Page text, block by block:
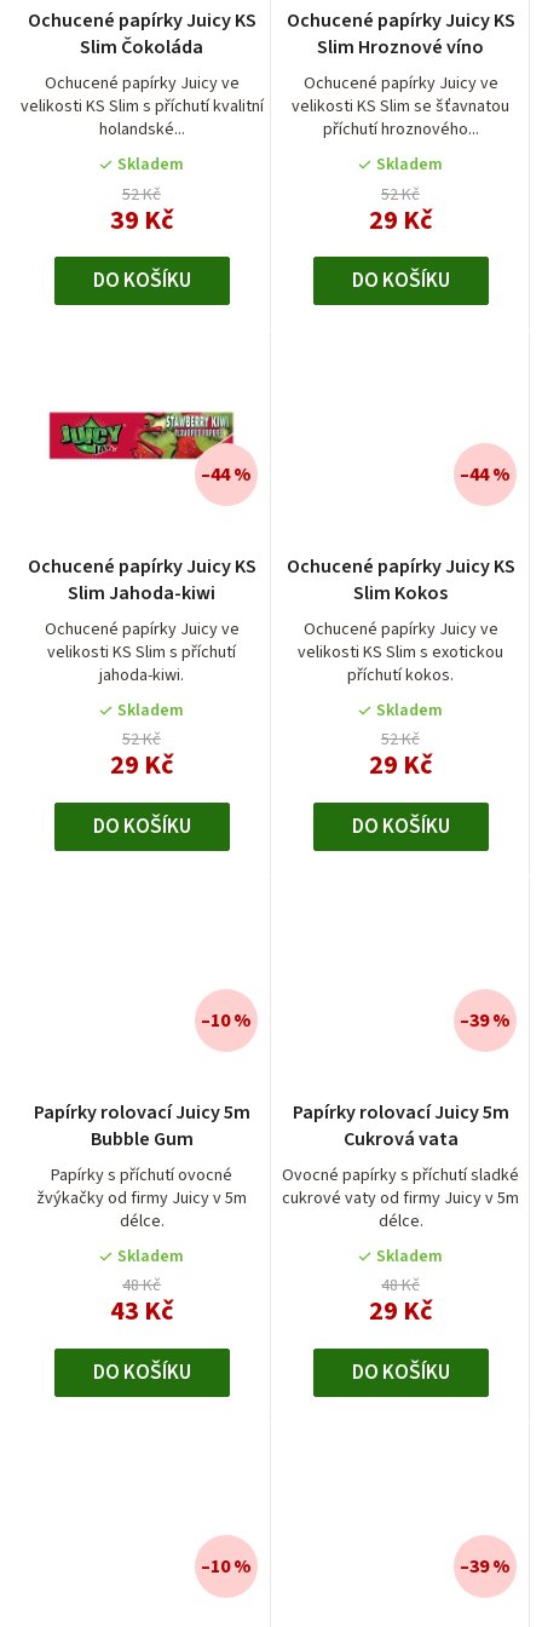
u
Ochucené papírky Juicy KS
Slim Čokoláda
Ochucené papírky Juicy ve
velikosti KS Slim s příchutí kvalitní
holandské...
Skladem
52 Kč
39 Kč
DO KOŠÍKU
Ochucené papírky Juicy KS
Slim Hroznové víno
Ochucené papírky Juicy ve
velikosti KS Slim se šťavnatou
příchutí hroznového...
Skladem
52 Kč
29 Kč
DO KOŠÍKU
Ochucené papírky Juicy KS
Slim Jahoda-kiwi
Ochucené papírky Juicy ve
velikosti KS Slim s příchutí
jahoda-kiwi.
hodnocení
produktu
je
5,0
z
5
hvězdiček.
Skladem
52 Kč
29 Kč
–44 %
DO KOŠÍKU
Ochucené papírky Juicy KS
Slim Kokos
Ochucené papírky Juicy ve
velikosti KS Slim s exotickou
příchutí kokos.
hodnocení
produktu
je
5,0
z
5
hvězdiček.
Skladem
52 Kč
29 Kč
–44 %
DO KOŠÍKU
Papírky rolovací Juicy 5m
Bubble Gum
Papírky s příchutí ovocné
žvýkačky od firmy Juicy v 5m
délce.
Skladem
48 Kč
43 Kč
–10 %
DO KOŠÍKU
Papírky rolovací Juicy 5m
Cukrová vata
Ovocné papírky s příchutí sladké
cukrové vaty od firmy Juicy v 5m
délce.
Skladem
48 Kč
29 Kč
–39 %
DO KOŠÍKU
–10 % –39 %